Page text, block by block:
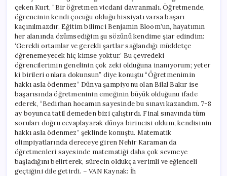
çeken Kurt, “Bir öğretmen vicdani davranmalı. Öğretmende,
öğrencinin kendi çocuğu olduğu hissiyatı varsa başarı
kaçınılmazdır. Eğitim bilimci Benjamin Bloom’un, hayatımın
her alanında özümsediğim şu sözünü kendime şiar edindim:
‘Gerekli ortamlar ve gerekli şartlar sağlandığı müddetçe
öğrenemeyecek hiç kimse yoktur.’ Bu çevredeki
öğrencilerimin genelinin çok zeki olduğuna inanıyorum; yeter
ki birileri onlara dokunsun” diye konuştu “Öğretmenimin
hakkı asla ödenmez” Dünya şampiyonu olan Bilal Bakır ise
başarısında öğretmeninin emeğinin büyük olduğunu ifade
ederek, “Bedirhan hocamın sayesinde bu sınavı kazandım. 7-8
ay boyunca tatil demeden bizi çalıştırdı. Final sınavında tüm
soruları doğru cevaplayarak dünya birincisi oldum, kendisinin
hakkı asla ödenmez” şeklinde konuştu. Matematik
olimpiyatlarında dereceye giren Nehir Karaman da
öğretmenleri sayesinde matematiği daha çok sevmeye
başladığını belirterek, sürecin oldukça verimli ve eğlenceli
geçtiğini dile getirdi. – VAN Kaynak: İh